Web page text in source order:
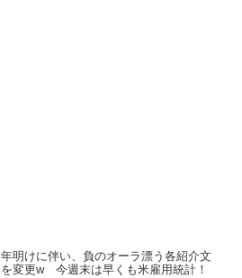
年明けに伴い、負のオーラ漂う各紹介文
を変更w 今週末は早くも米雇用統計！